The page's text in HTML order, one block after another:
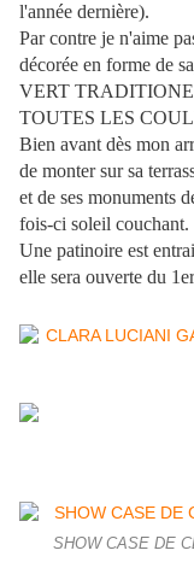
l'année dernière).
Par contre je n'aime
décorée en forme de
VERT
TOUTES LES
Bien avant dès mon
de monter sur sa
et de ses monuments
fois-ci soleil couchant.
Une patinoire est
elle sera ouverte du
SHOW CASE DE